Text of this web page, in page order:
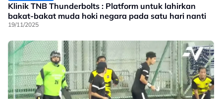
Klinik TNB Thunderbolts : Platform untuk lahirkan
bakat-bakat muda hoki negara pada satu hari nanti
19/11/2025